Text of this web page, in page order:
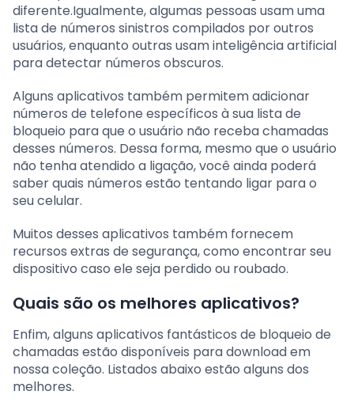
diferente.Igualmente, algumas pessoas usam uma
lista de números sinistros compilados por outros
usuários, enquanto outras usam inteligência artificial
para detectar números obscuros.
Alguns aplicativos também permitem adicionar
números de telefone específicos à sua lista de
bloqueio para que o usuário não receba chamadas
desses números. Dessa forma, mesmo que o usuário
não tenha atendido a ligação, você ainda poderá
saber quais números estão tentando ligar para o
seu celular.
Muitos desses aplicativos também fornecem
recursos extras de segurança, como encontrar seu
dispositivo caso ele seja perdido ou roubado.
Quais são os melhores aplicativos?
Enfim, alguns aplicativos fantásticos de bloqueio de
chamadas estão disponíveis para download em
nossa coleção. Listados abaixo estão alguns dos
melhores.